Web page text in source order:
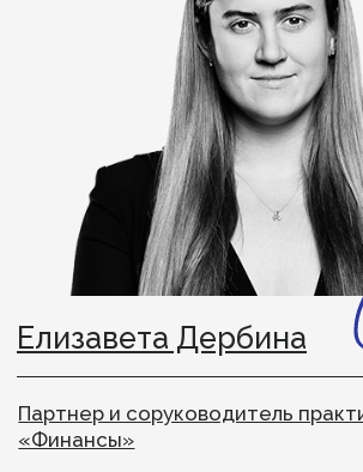
Что такое управленческий
Управленческий консалтинг — это внешнее
сопровождение собственников, акционеров
и управленческой команды в принятии сложных
решений о стратегии, структуре и людях.
Мы помогаем там, где нужен взгляд со стороны
или опыт и ресурсы, которых внутри компании
сейчас недостаточно.
Какие задачи решает
консалтинг для бизнеса?
работают с разными запросами в момент, когда
бизнесу нужно выйти на новый уровень.